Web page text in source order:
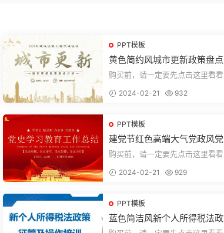
PPT模板
黄色简约风城市更新政策盘
析城市更新宣传PPT模板
购买前，请一定要先点击这里看
束，一共1...
2024-02-21 932
PPT模板
建党节红色高端大气党政风
学习教育工作总结主题PPT
购买前，请一定要先点击这里看
束，一共2...
2024-02-21 929
PPT模板
蓝色简洁风新个人所得税法
征管个人所得税PPT模板